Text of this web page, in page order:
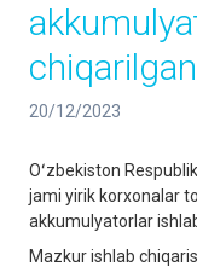
chiqarilgan
20/12/2023
Oʻzbekiston
jami yirik korxonalar
akkumulyatorlar
Mazkur ishlab